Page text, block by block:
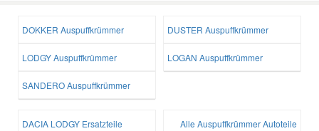
DOKKER Auspuffkrümmer DUSTER Auspuffkrümmer
LODGY Auspuffkrümmer LOGAN Auspuffkrümmer
SANDERO Auspuffkrümmer
DACIA LODGY Ersatzteile Alle Auspuffkrümmer Autoteile